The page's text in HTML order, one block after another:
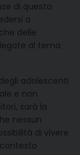
di questa
a
delle
al tema
adolescenti
e non
sarà la
nessun
di vivere